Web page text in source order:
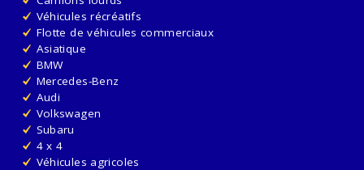
Véhicules récréatifs
Flotte de véhicules commerciaux
Asiatique
BMW
Mercedes-Benz
Audi
Volkswagen
Subaru
4 x 4
Véhicules agricoles